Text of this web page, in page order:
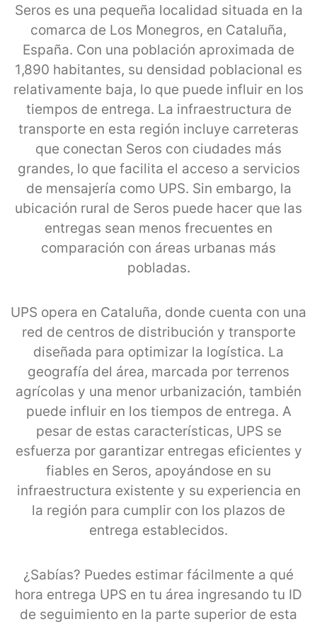
Seros es una pequeña localidad situada en la
comarca de Los Monegros, en Cataluña,
España. Con una población aproximada de
1,890 habitantes, su densidad poblacional es
relativamente baja, lo que puede influir en los
tiempos de entrega. La infraestructura de
transporte en esta región incluye carreteras
que conectan Seros con ciudades más
grandes, lo que facilita el acceso a servicios
de mensajería como UPS. Sin embargo, la
ubicación rural de Seros puede hacer que las
entregas sean menos frecuentes en
comparación con áreas urbanas más
pobladas.
UPS opera en Cataluña, donde cuenta con una
red de centros de distribución y transporte
diseñada para optimizar la logística. La
geografía del área, marcada por terrenos
agrícolas y una menor urbanización, también
puede influir en los tiempos de entrega. A
pesar de estas características, UPS se
esfuerza por garantizar entregas eficientes y
fiables en Seros, apoyándose en su
infraestructura existente y su experiencia en
la región para cumplir con los plazos de
entrega establecidos.
¿Sabías? Puedes estimar fácilmente a qué
hora entrega UPS en tu área ingresando tu ID
de seguimiento en la parte superior de esta